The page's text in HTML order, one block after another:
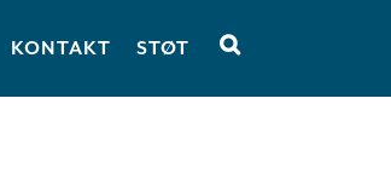
KONTAKT STØT